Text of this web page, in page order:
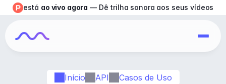
Início API Casos de Uso
está ao vivo agora — Dê trilha sonora aos seus vídeos